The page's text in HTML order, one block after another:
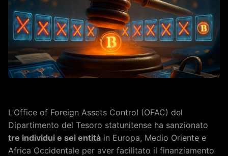
L’Office of Foreign Assets Control (OFAC) del
Dipartimento del Tesoro statunitense ha sanzionato
tre individui e sei entità in Europa, Medio Oriente e
Africa Occidentale per aver facilitato il finanziamento